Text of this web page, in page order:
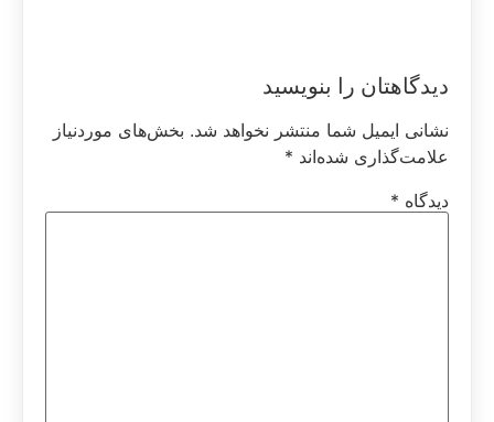
دیدگاهتان را بنویسید
نشانی ایمیل شما منتشر نخواهد شد. بخش‌های موردنیاز
علامت‌گذاری شده‌اند *
دیدگاه *